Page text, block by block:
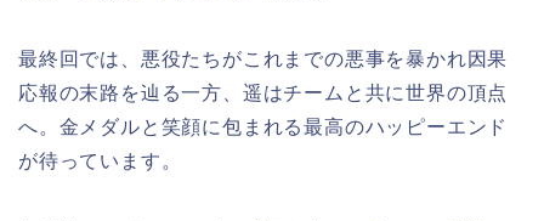
最終回では、悪役たちがこれまでの悪事を暴かれ因果
応報の末路を辿る一方、遥はチームと共に世界の頂点
へ。金メダルと笑顔に包まれる最高のハッピーエンド
が待っています。